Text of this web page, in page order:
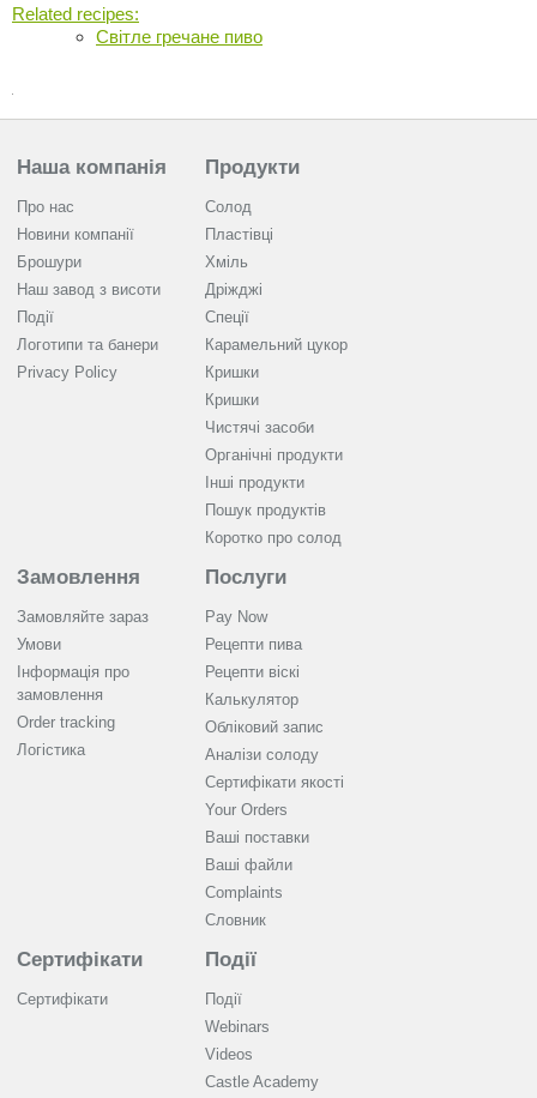
Related recipes:
Світле гречане пиво
Наша компанія
Про нас
Новини компанії
Брошури
Наш завод з висоти
Події
Логотипи та банери
Privacy Policy
Продукти
Солод
Пластівці
Хміль
Дріжджі
Спеції
Карамельний цукор
Кришки
Кришки
Чистячі засоби
Органічні продукти
Інші продукти
Пошук продуктів
Коротко про солод
Замовлення
Замовляйте зараз
Умови
Інформація про
замовлення
Order tracking
Логістика
Послуги
Pay Now
Рецепти пива
Рецепти віскі
Калькулятор
Обліковий запис
Аналізи солоду
Cертифікати якості
Your Orders
Ваші поставки
Ваші файли
Complaints
Словник
Сертифікати
Сертифікати
Події
Події
Webinars
Videos
Castle Academy